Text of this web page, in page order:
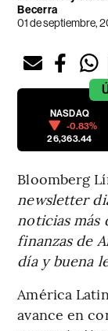
Becerra
01 de septiembre,
NASDAQ
-0.83%
26,363.44
Bloomberg
newsletter
noticias más
finanzas de
día y buena
América
avance en